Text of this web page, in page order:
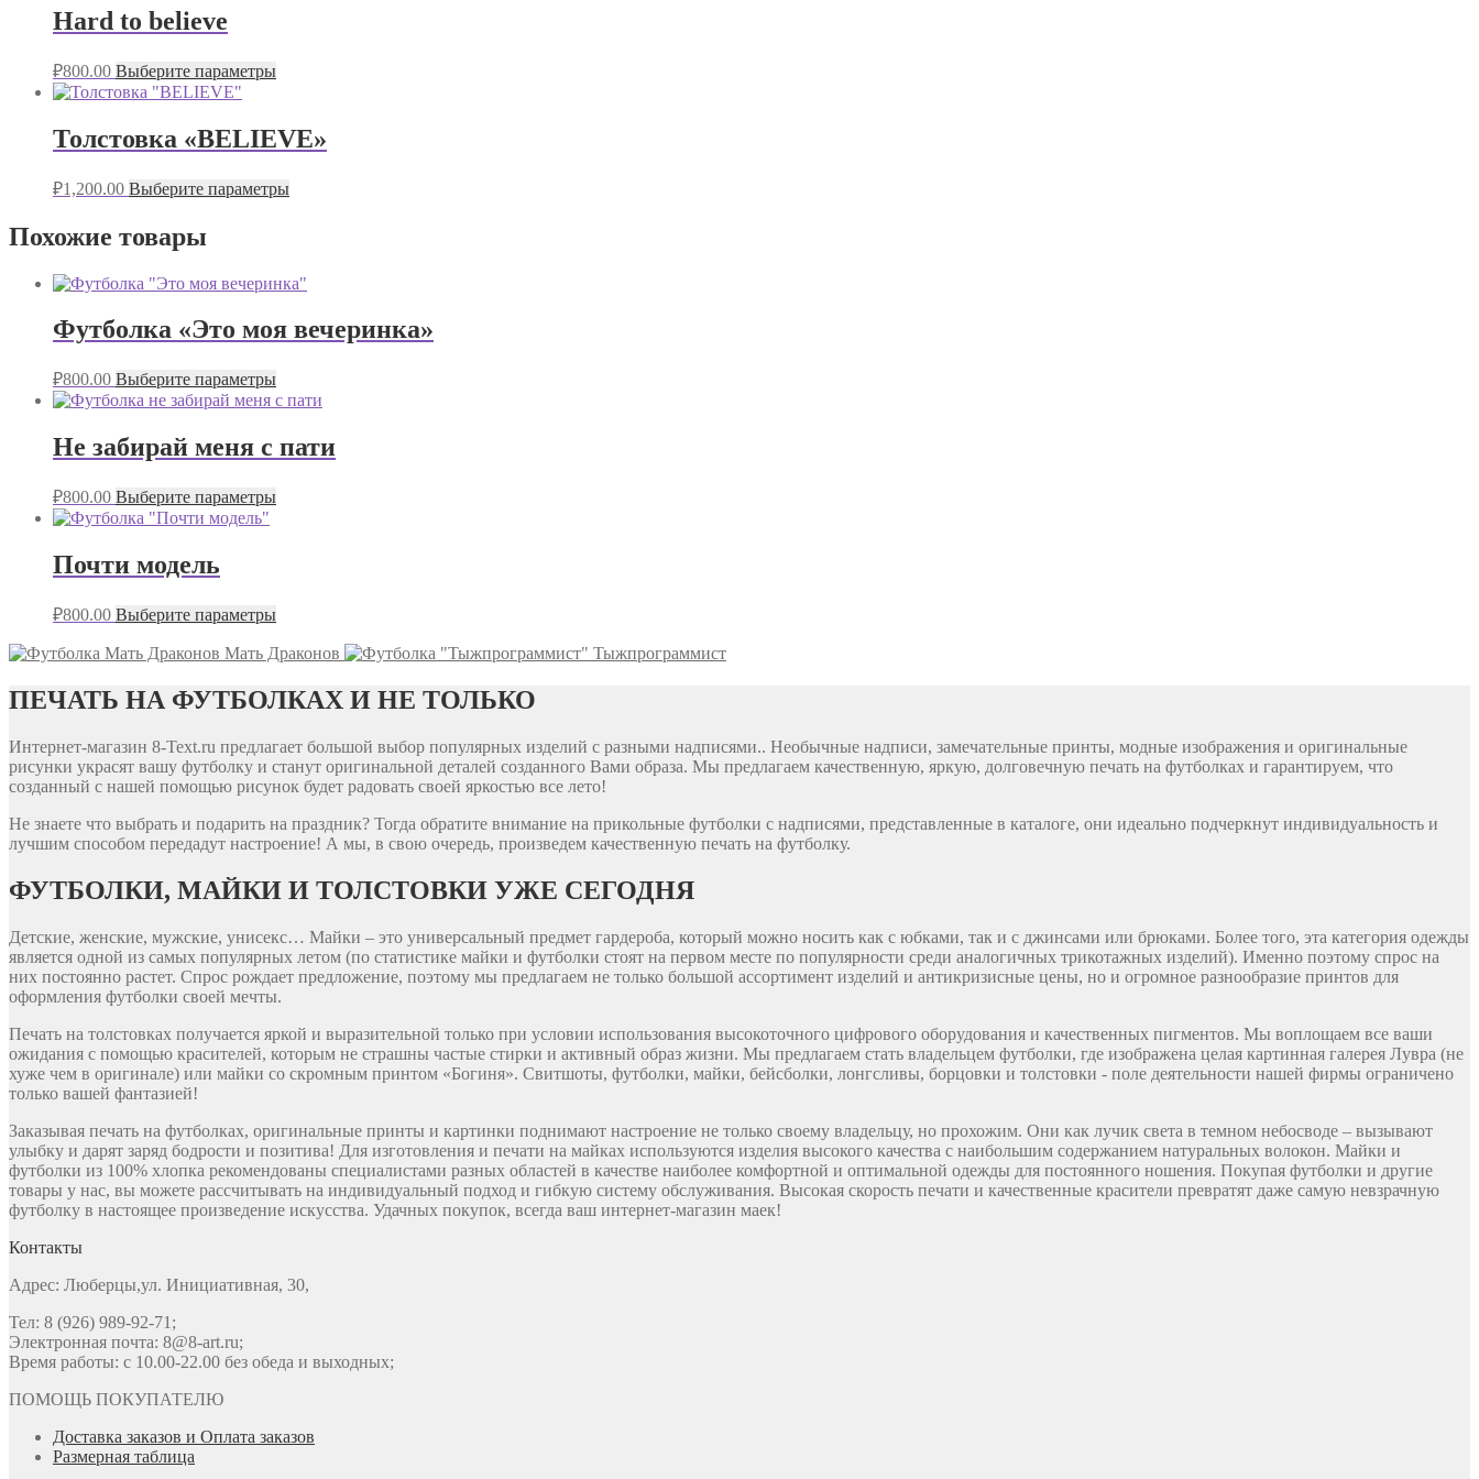
Hard to believe
₽800.00 Выберите параметры
Толстовка «BELIEVE»
₽1,200.00 Выберите параметры
Похожие товары
Футболка «Это моя вечеринка»
₽800.00 Выберите параметры
Не забирай меня с пати
₽800.00 Выберите параметры
Почти модель
₽800.00 Выберите параметры
Мать Драконов Тыжпрограммист
ПЕЧАТЬ НА ФУТБОЛКАХ И НЕ ТОЛЬКО
Интернет-магазин 8-Text.ru предлагает большой выбор популярных изделий с разными надписями.. Необычные надписи, замечательные принты, модные изображения и оригинальные
рисунки украсят вашу футболку и станут оригинальной деталей созданного Вами образа. Мы предлагаем качественную, яркую, долговечную печать на футболках и гарантируем, что
созданный с нашей помощью рисунок будет радовать своей яркостью все лето!
Не знаете что выбрать и подарить на праздник? Тогда обратите внимание на прикольные футболки с надписями, представленные в каталоге, они идеально подчеркнут индивидуальность и
лучшим способом передадут настроение! А мы, в свою очередь, произведем качественную печать на футболку.
ФУТБОЛКИ, МАЙКИ И ТОЛСТОВКИ УЖЕ СЕГОДНЯ
Детские, женские, мужские, унисекс… Майки – это универсальный предмет гардероба, который можно носить как с юбками, так и с джинсами или брюками. Более того, эта категория одежды
является одной из самых популярных летом (по статистике майки и футболки стоят на первом месте по популярности среди аналогичных трикотажных изделий). Именно поэтому спрос на
них постоянно растет. Спрос рождает предложение, поэтому мы предлагаем не только большой ассортимент изделий и антикризисные цены, но и огромное разнообразие принтов для
оформления футболки своей мечты.
Печать на толстовках получается яркой и выразительной только при условии использования высокоточного цифрового оборудования и качественных пигментов. Мы воплощаем все ваши
ожидания с помощью красителей, которым не страшны частые стирки и активный образ жизни. Мы предлагаем стать владельцем футболки, где изображена целая картинная галерея Лувра (не
хуже чем в оригинале) или майки со скромным принтом «Богиня». Свитшоты, футболки, майки, бейсболки, лонгсливы, борцовки и толстовки - поле деятельности нашей фирмы ограничено
только вашей фантазией!
Заказывая печать на футболках, оригинальные принты и картинки поднимают настроение не только своему владельцу, но прохожим. Они как лучик света в темном небосводе – вызывают
улыбку и дарят заряд бодрости и позитива! Для изготовления и печати на майках используются изделия высокого качества с наибольшим содержанием натуральных волокон. Майки и
футболки из 100% хлопка рекомендованы специалистами разных областей в качестве наиболее комфортной и оптимальной одежды для постоянного ношения. Покупая футболки и другие
товары у нас, вы можете рассчитывать на индивидуальный подход и гибкую систему обслуживания. Высокая скорость печати и качественные красители превратят даже самую невзрачную
футболку в настоящее произведение искусства. Удачных покупок, всегда ваш интернет-магазин маек!
Контакты
Адрес: Люберцы,ул. Инициативная, 30,
Тел: 8 (926) 989-92-71;
Электронная почта: 8@8-art.ru;
Время работы: с 10.00-22.00 без обеда и выходных;
ПОМОЩЬ ПОКУПАТЕЛЮ
Доставка заказов и Оплата заказов
Размерная таблица